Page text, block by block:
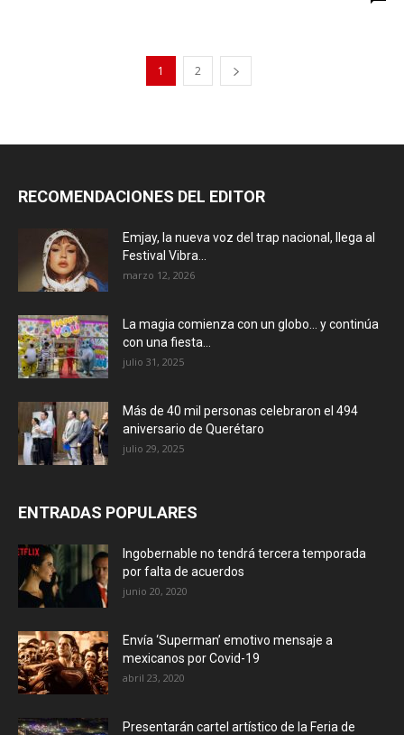
1 2
RECOMENDACIONES DEL EDITOR
Emjay, la nueva voz del trap nacional, llega al
Festival Vibra...
marzo 12, 2026
La magia comienza con un globo… y continúa
con una fiesta...
julio 31, 2025
Más de 40 mil personas celebraron el 494
aniversario de Querétaro
julio 29, 2025
ENTRADAS POPULARES
Ingobernable no tendrá tercera temporada
por falta de acuerdos
junio 20, 2020
Envía ‘Superman’ emotivo mensaje a
mexicanos por Covid-19
abril 23, 2020
Presentarán cartel artístico de la Feria de